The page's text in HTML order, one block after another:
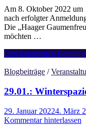
Die
Veranstaltung
ist
ausgebucht.
Am 8. Oktober 2022
nach erfolgter
Die „Haager
möchten …
08.10.:
Gaumenfreuden
ein
ganz
besonderer
Spaziergang
Den kompletten Beitrag
Blogbeiträge /
29.01.:
29. Januar 20224. März
Kommentar hinterlassen